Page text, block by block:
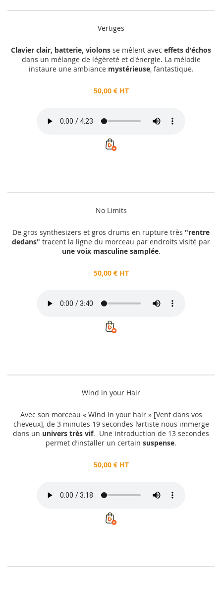
Vertiges
Clavier clair, batterie, violons se mêlent avec effets d'échos
dans un mélange de légèreté et d'énergie. La mélodie
instaure une ambiance mystérieuse, fantastique.
50,00 € HT
No Limits
De gros synthesizers et gros drums en rupture très "rentre
dedans" tracent la ligne du morceau par endroits visité par
une voix masculine samplée.
50,00 € HT
Wind in your Hair
Avec son morceau « Wind in your hair » [Vent dans vos
cheveux], de 3 minutes 19 secondes l’artiste nous immerge
dans un univers très vif. Une introduction de 13 secondes
permet d’installer un certain suspense.
50,00 € HT